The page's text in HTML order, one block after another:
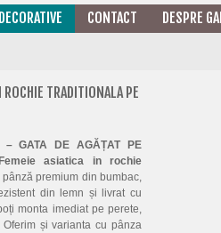
DECORATIVE CONTACT DESPRE
TRADITIONALA PE
– GATA DE AGĂȚAT PE
asiatica in rochie
pânză premium din bumbac,
din lemn și livrat cu
monta imediat pe perete,
și varianta cu pânza